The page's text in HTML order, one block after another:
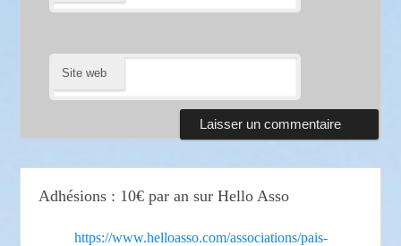
Site web
Adhésions : 10€ par an sur Hello Asso
https://www.helloasso.com/associations/pais-